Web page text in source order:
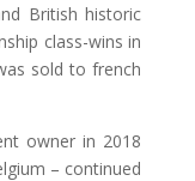
British historic
class-wins in
sold to french
owner in 2018
– continued